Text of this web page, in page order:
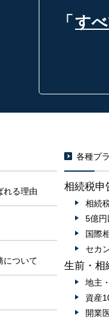
「 す
れる理由
について
各種プ
相続税申
相続
5億
国際
セカ
生前・相
地主
資産
開業